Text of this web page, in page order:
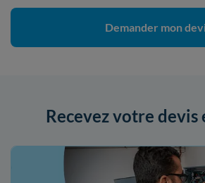
Demander mon
Recevez votre devis